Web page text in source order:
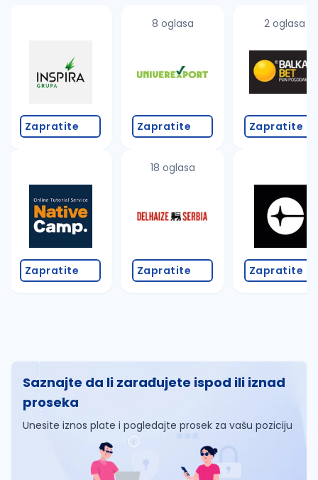
Takođe možete da:
proverite pravopisne greške (koristite č, ć, š, đ,
promenite odabrane filtere pretrage
Zapratite
Zapratite
8 oglasa
Zapratite
18 oglasa
Zapratite
2 oglasa
Zapratite
Zapratite
Saznajte da li zarađujete ispod ili iznad
proseka
Unesite iznos plate i pogledajte prosek za vašu poziciju